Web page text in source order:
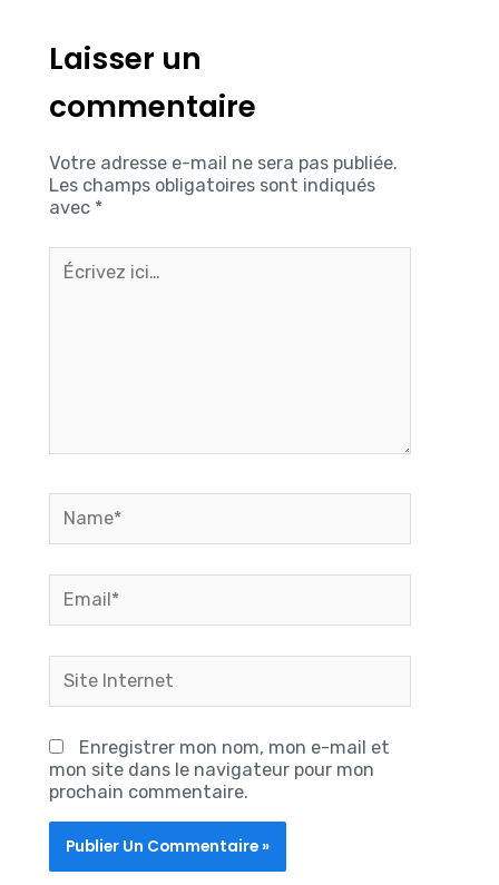
Laisser un
commentaire
Votre adresse e-mail ne sera pas publiée.
Les champs obligatoires sont indiqués
avec *
ici…
Internet
Enregistrer mon nom, mon e-mail et
mon site dans le navigateur pour mon
prochain commentaire.